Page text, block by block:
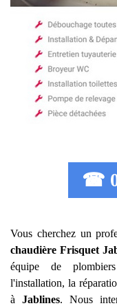
☎
Vous cherchez un
chaudière Frisquet
équipe de
l'installation, la
à Jablines. Nous